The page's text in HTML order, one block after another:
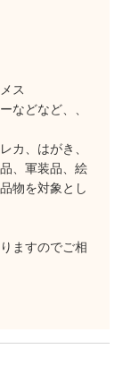
ス
などなど、、
カ、はがき、
、軍装品、絵
物を対象とし
ますのでご相